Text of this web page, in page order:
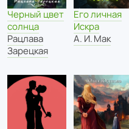
Черный цвет
солнца
Рацлава
Зарецкая
Его личная
Искра
А. И. Мак